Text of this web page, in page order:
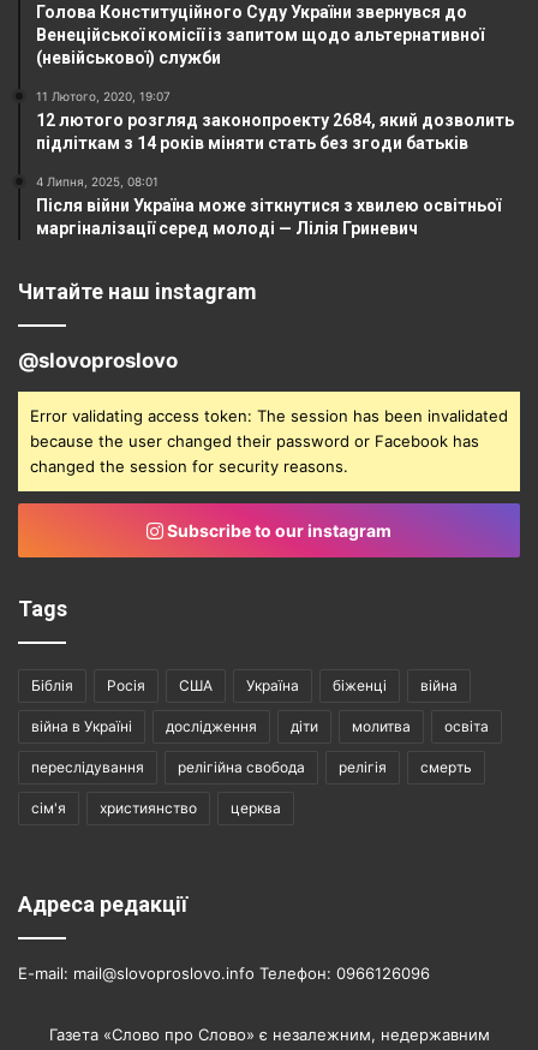
Голова Конституційного Суду України звернувся до
Венеційської комісії із запитом щодо альтернативної
(невійськової) служби
11 Лютого, 2020, 19:07
12 лютого розгляд законопроекту 2684, який дозволить
підліткам з 14 років міняти стать без згоди батьків
4 Липня, 2025, 08:01
Після війни Україна може зіткнутися з хвилею освітньої
маргіналізації серед молоді — Лілія Гриневич
Читайте наш instagram
@slovoproslovo
Error validating access token: The session has been invalidated
because the user changed their password or Facebook has
changed the session for security reasons.
Subscribe to our instagram
Tags
Біблія Росія США Україна біженці війна
війна в Україні дослідження діти молитва освіта
переслідування релігійна свобода релігія смерть
сім'я християнство церква
Адреса редакції
E-mail: mail@slovoproslovo.info Телефон: 0966126096
Газета «Слово про Слово» є незалежним, недержавним